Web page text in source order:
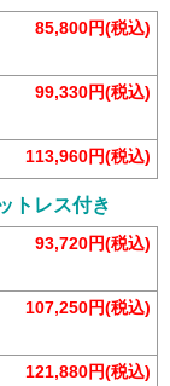
85,800円(税込)
99,330円(税込)
113,960円(税込)
トレス付き
93,720円(税込)
107,250円(税込)
121,880円(税込)